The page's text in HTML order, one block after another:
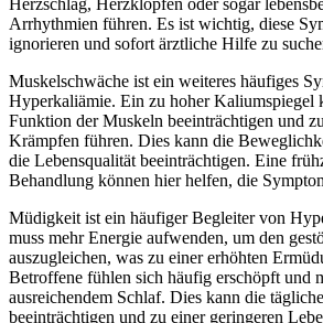
Herzschlag, Herzklopfen oder sogar
Arrhythmien führen. Es ist wichtig, diese
ignorieren und sofort ärztliche Hilfe zu
Muskelschwäche ist ein weiteres häufiges
Hyperkaliämie. Ein zu hoher Kaliumspiegel
Funktion der Muskeln beeinträchtigen und
Krämpfen führen. Dies kann die
die Lebensqualität beeinträchtigen. Eine
Behandlung können hier helfen, die
Müdigkeit ist ein häufiger Begleiter von
muss mehr Energie aufwenden, um den
auszugleichen, was zu einer erhöhten
Betroffene fühlen sich häufig erschöpft und
ausreichendem Schlaf. Dies kann die
beeinträchtigen und zu einer geringeren